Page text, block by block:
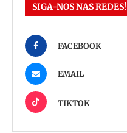
SIGA-NOS NAS REDES!
FACEBOOK
EMAIL
TIKTOK